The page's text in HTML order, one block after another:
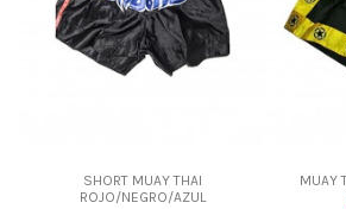
SHORT MUAY THAI
ROJO/NEGRO/AZUL
MUAY